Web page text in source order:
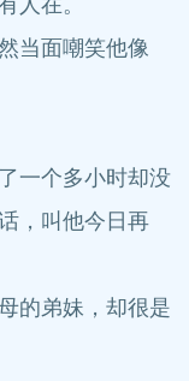
人在。
当面嘲笑他像
一个多小时却没
，叫他今日再
的弟妹，却很是